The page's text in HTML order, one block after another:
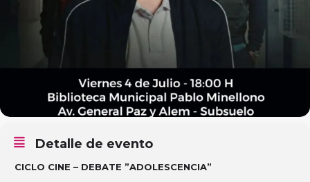
Detalle de evento
CICLO CINE – DEBATE ”ADOLESCENCIA”